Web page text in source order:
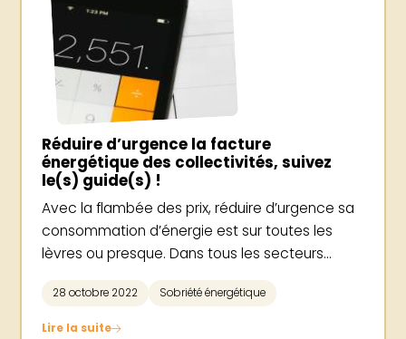
Réduire d’urgence la facture
énergétique des collectivités, suivez
le(s) guide(s) !
Avec la flambée des prix, réduire d’urgence sa
consommation d’énergie est sur toutes les
lèvres ou presque. Dans tous les secteurs...
28 octobre 2022 Sobriété énergétique
Lire la suite